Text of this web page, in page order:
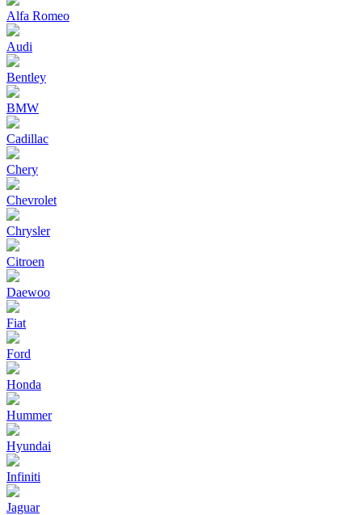
Alfa Romeo
Audi
Bentley
BMW
Cadillac
Chery
Chevrolet
Chrysler
Citroen
Daewoo
Fiat
Ford
Honda
Hummer
Hyundai
Infiniti
Jaguar